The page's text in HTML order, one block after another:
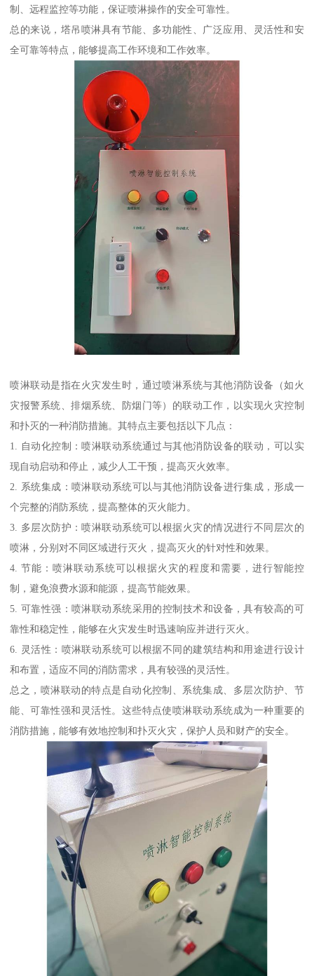
制、远程监控等功能，保证喷淋操作的安全可靠性。
总的来说，塔吊喷淋具有节能、多功能性、广泛应用、灵活性和安
全可靠等特点，能够提高工作环境和工作效率。
喷淋联动是指在火灾发生时，通过喷淋系统与其他消防设备（如火
灾报警系统、排烟系统、防烟门等）的联动工作，以实现火灾控制
和扑灭的一种消防措施。其特点主要包括以下几点：
1. 自动化控制：喷淋联动系统通过与其他消防设备的联动，可以实
现自动启动和停止，减少人工干预，提高灭火效率。
2. 系统集成：喷淋联动系统可以与其他消防设备进行集成，形成一
个完整的消防系统，提高整体的灭火能力。
3. 多层次防护：喷淋联动系统可以根据火灾的情况进行不同层次的
喷淋，分别对不同区域进行灭火，提高灭火的针对性和效果。
4. 节能：喷淋联动系统可以根据火灾的程度和需要，进行智能控
制，避免浪费水源和能源，提高节能效果。
5. 可靠性强：喷淋联动系统采用的控制技术和设备，具有较高的可
靠性和稳定性，能够在火灾发生时迅速响应并进行灭火。
6. 灵活性：喷淋联动系统可以根据不同的建筑结构和用途进行设计
和布置，适应不同的消防需求，具有较强的灵活性。
总之，喷淋联动的特点是自动化控制、系统集成、多层次防护、节
能、可靠性强和灵活性。这些特点使喷淋联动系统成为一种重要的
消防措施，能够有效地控制和扑灭火灾，保护人员和财产的安全。